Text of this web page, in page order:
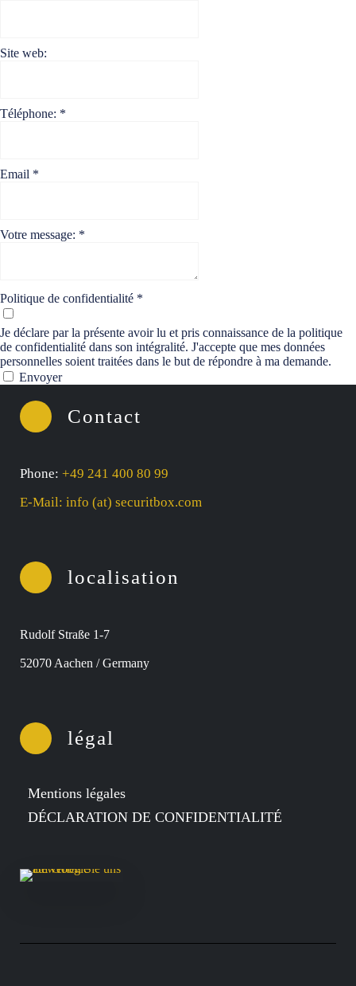
Site web:
Téléphone: *
Email *
Votre message: *
Politique de confidentialité *
Je déclare par la présente avoir lu et pris connaissance de la politique
de confidentialité dans son intégralité. J'accepte que mes données
personnelles soient traitées dans le but de répondre à ma demande.
Envoyer
Contact
Phone: +49 241 400 80 99
E-Mail: info (at) securitbox.com
localisation
Rudolf Straße 1-7
52070 Aachen / Germany
légal
Mentions légales
DÉCLARATION DE CONFIDENTIALITÉ